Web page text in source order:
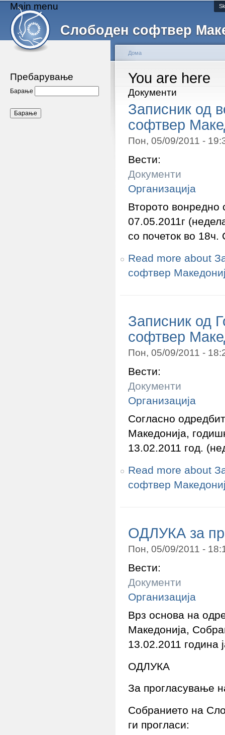
Слободен софтвер
Main menu
Пребарување
Барање
You are here
Дома
Документи
Записник од
софтвер
Пон, 05/09/2011 -
Вести:
Документи
Организација
Второто вонредно
07.05.2011г
со почеток во
Read more about
софтвер
Записник од
софтвер
Пон, 05/09/2011 -
Вести:
Документи
Организација
Согласно
Македонија,
13.02.2011 год.
Read more about
софтвер
ОДЛУКА за
Пон, 05/09/2011 -
Вести:
Документи
Организација
Врз основа на
Македонија,
13.02.2011 година
ОДЛУКА
За прогласување
Собранието на
ги прогласи: